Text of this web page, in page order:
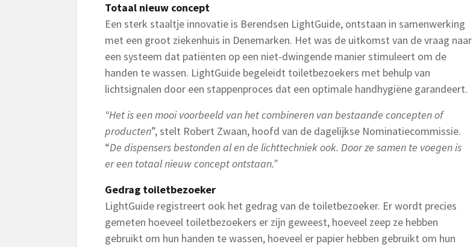
Totaal nieuw concept
Een sterk staaltje innovatie is Berendsen LightGuide, ontstaan in samenwerking
met een groot ziekenhuis in Denemarken. Het was de uitkomst van de vraag naar
een systeem dat patiënten op een niet-dwingende manier stimuleert om de
handen te wassen. LightGuide begeleidt toiletbezoekers met behulp van
lichtsignalen door een stappenproces dat een optimale handhygiëne garandeert.
“Het is een mooi voorbeeld van het combineren van bestaande concepten of
producten”, stelt Robert Zwaan, hoofd van de dagelijkse Nominatiecommissie.
“De dispensers bestonden al en de lichttechniek ook. Door ze samen te voegen is
er een totaal nieuw concept ontstaan.”
Gedrag toiletbezoeker
LightGuide registreert ook het gedrag van de toiletbezoeker. Er wordt precies
gemeten hoeveel toiletbezoekers er zijn geweest, hoeveel zeep ze hebben
gebruikt om hun handen te wassen, hoeveel er papier hebben gebruikt om hun